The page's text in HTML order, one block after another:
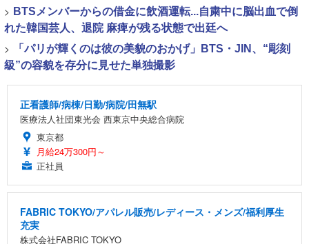
> BTSメンバーからの借金に飲酒運転...自粛中に脳出血で倒
れた韓国芸人、退院 麻痺が残る状態で出廷へ
>
「パリが輝くのは彼の美貌のおかげ」BTS・JIN、“彫刻
級”の容貌を存分に見せた単独撮影
正看護師/病棟/日勤/病院/田無駅
医療法人社団東光会 西東京中央総合病院
東京都
月給24万300円～
正社員
FABRIC TOKYO/アパレル販売/レディース・メンズ/福利厚生
充実
株式会社FABRIC TOKYO